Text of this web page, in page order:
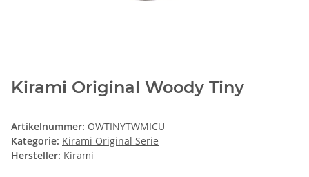
Kirami Original Woody Tiny
Artikelnummer: OWTINYTWMICU
Kategorie: Kirami Original Serie
Hersteller: Kirami